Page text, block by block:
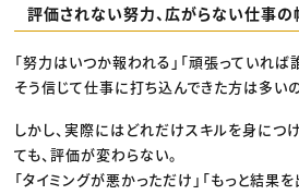
評価されない努力、広がらない仕事
「努力はいつか報われる」「頑張っていれば
そう信じて仕事に打ち込んできた方は多い
しかし、実際にはどれだけスキルを身につ
ても、評価が変わらない。
「タイミングが悪かっただけ」「もっと結果